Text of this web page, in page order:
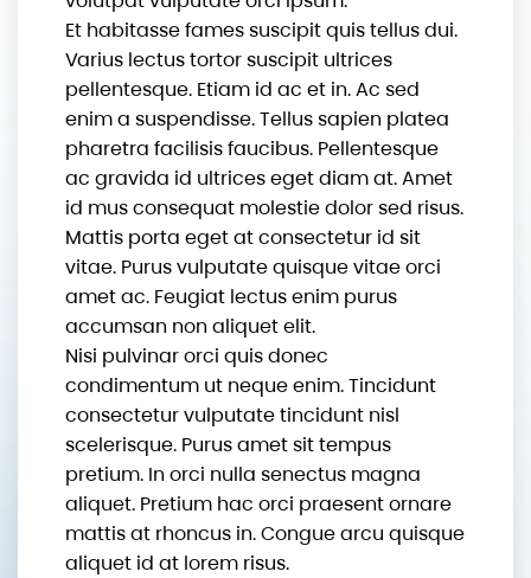
Et habitasse fames suscipit quis tellus dui.
Varius lectus tortor suscipit ultrices
pellentesque. Etiam id ac et in. Ac sed
enim a suspendisse. Tellus sapien platea
pharetra facilisis faucibus. Pellentesque
ac gravida id ultrices eget diam at. Amet
id mus consequat molestie dolor sed risus.
Mattis porta eget at consectetur id sit
vitae. Purus vulputate quisque vitae orci
amet ac. Feugiat lectus enim purus
accumsan non aliquet elit.
Nisi pulvinar orci quis donec
condimentum ut neque enim. Tincidunt
consectetur vulputate tincidunt nisl
scelerisque. Purus amet sit tempus
pretium. In orci nulla senectus magna
aliquet. Pretium hac orci praesent ornare
mattis at rhoncus in. Congue arcu quisque
aliquet id at lorem risus.